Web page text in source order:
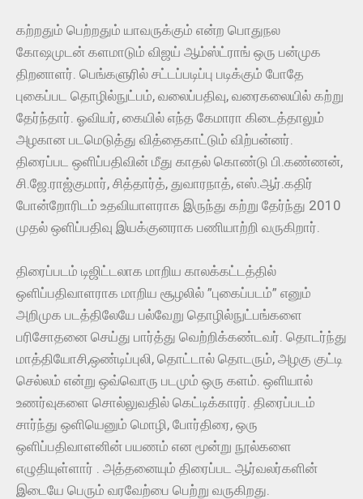
கற்றதும் பெற்றதும் யாவருக்கும் என்ற பொதுநல
கோஷமுடன் களமாடும் விஜய் ஆம்ஸ்ட்ராங் ஒரு பன்முக
திறனாளர். பெங்களுரில் சட்டப்படிப்பு படிக்கும் போதே
புகைப்பட தொழில்நுட்பம், வலைப்பதிவு, வரைகலையில் கற்று
தேர்ந்தார். ஓவியர், கையில் எந்த கேமாரா கிடைத்தாலும்
அழகான படமெடுத்து வித்தைகாட்டும் விற்பன்னர்.
திரைப்பட ஒளிப்பதிவின் மீது காதல் கொண்டு பி.கண்ணன்,
சி.ஜே.ராஜ்குமார், சித்தார்த், துவாரநாத், எஸ்.ஆர்.கதிர்
போன்றோரிடம் உதவியாளராக இருந்து கற்று தேர்ந்து 2010
முதல் ஒளிப்பதிவு இயக்குனராக பணியாற்றி வருகிறார்.
திரைப்படம் டிஜிட்டலாக மாறிய காலக்கட்டத்தில்
ஒளிப்பதிவாளராக மாறிய சூழலில் ”புகைப்படம்” எனும்
அறிமுக படத்திலேயே பல்வேறு தொழில்நுட்பங்களை
பரிசோதனை செய்து பார்த்து வெற்றிக்கண்டவர். தொடர்ந்து
மாத்தியோசி,ஒண்டிப்புலி, தொட்டால் தொடரும், அழகு குட்டி
செல்லம் என்று ஒவ்வொரு படமும் ஒரு களம். ஒளியால்
உணர்வுகளை சொல்லுவதில் கெட்டிக்காரர். திரைப்படம்
சார்ந்து ஒளியெனும் மொழி, போர்திரை, ஒரு
ஒளிப்பதிவாளனின் பயணம் என மூன்று நூல்களை
எழுதியுள்ளார் . அத்தனையும் திரைப்பட ஆர்வலர்களின்
இடையே பெரும் வரவேற்பை பெற்று வருகிறது.